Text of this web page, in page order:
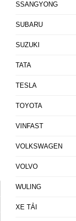
SSANGYONG
SUBARU
SUZUKI
TATA
TESLA
TOYOTA
VINFAST
VOLKSWAGEN
VOLVO
WULING
XE TẢI